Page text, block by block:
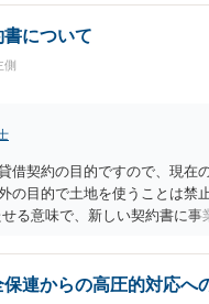
ます。 今回進められつつある
も早く明け渡すための便宜的
。またその方法で進めた方が
っても、自身の経済的負担を
り方だといえます。
について
側
借契約の目的ですので、現在
の目的で土地を使うことは禁
る意味で、新しい契約書に事
拒んだ場合には入りませんが
連からの高圧的対応へ